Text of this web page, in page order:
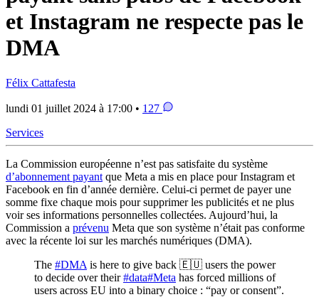
et Instagram ne respecte pas le
DMA
Félix Cattafesta
lundi 01 juillet 2024 à 17:00 • 127
Services
La Commission européenne n’est pas satisfaite du système
d’abonnement payant que Meta a mis en place pour Instagram et
Facebook en fin d’année dernière. Celui-ci permet de payer une
somme fixe chaque mois pour supprimer les publicités et ne plus
voir ses informations personnelles collectées. Aujourd’hui, la
Commission a prévenu Meta que son système n’était pas conforme
avec la récente loi sur les marchés numériques (DMA).
The #DMA is here to give back 🇪🇺 users the power
to decide over their#data#Meta has forced millions of
users across EU into a binary choice : “pay or consent”.